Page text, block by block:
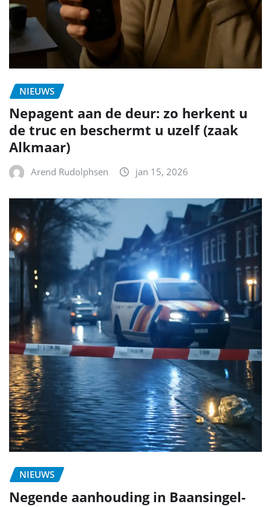
NIEUWS
Nepagent aan de deur: zo herkent u
de truc en beschermt u uzelf (zaak
Alkmaar)
Arend Rudolphsen jan 15, 2026
NIEUWS
Negende aanhouding in Baansingel-